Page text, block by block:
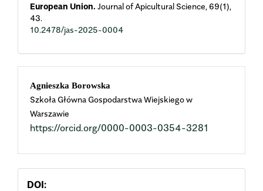
European Union. Journal of Apicultural Science, 69(1),
43.
10.2478/jas-2025-0004
Main
Article
Content
Agnieszka Borowska
Szkoła Główna Gospodarstwa Wiejskiego w
Warszawie
https://orcid.org/0000-0003-0354-3281
DOI: